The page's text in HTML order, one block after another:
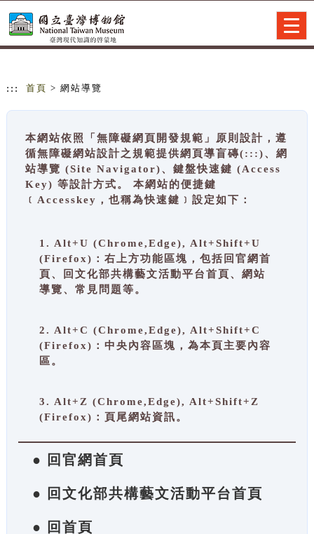
::: 首頁 > 網站導覽
本網站依照「無障礙網頁開發規範」原則設計，遵
循無障礙網站設計之規範提供網頁導盲磚(:::)、網
站導覽 (Site Navigator)、鍵盤快速鍵 (Access
Key) 等設計方式。 本網站的便捷鍵
﹝Accesskey，也稱為快速鍵﹞設定如下：
1. Alt+U (Chrome,Edge), Alt+Shift+U
(Firefox)：右上方功能區塊，包括回官網首
頁、回文化部共構藝文活動平台首頁、網站
導覽、常見問題等。
2. Alt+C (Chrome,Edge), Alt+Shift+C
(Firefox)：中央內容區塊，為本頁主要內容
區。
3. Alt+Z (Chrome,Edge), Alt+Shift+Z
(Firefox)：頁尾網站資訊。
● 回官網首頁
● 回文化部共構藝文活動平台首頁
● 回首頁